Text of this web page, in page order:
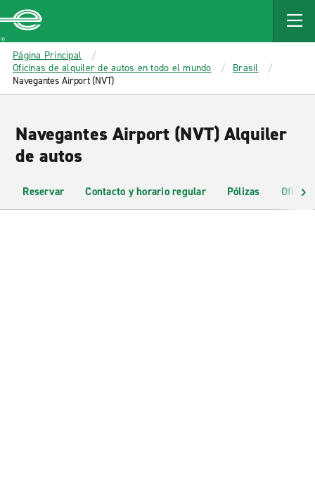
MAIN
CONTENT
Enterprise
Página Principal
Oficinas de alquiler de autos en todo el mundo
Brasil
Navegantes Airport (NVT)
Navegantes Airport (NVT) Alquiler
de autos
Reservar Contacto y horario regular Pólizas